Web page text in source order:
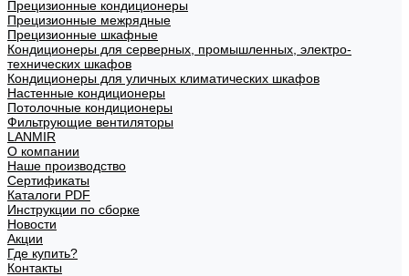
Прецизионные кондиционеры
Прецизионные межрядные
Прецизионные шкафные
Кондиционеры для серверных, промышленных, электро-
технических шкафов
Кондиционеры для уличных климатических шкафов
Настенные кондиционеры
Потолочные кондиционеры
Фильтрующие вентиляторы
LANMIR
О компании
Наше производство
Сертификаты
Каталоги PDF
Инструкции по сборке
Новости
Акции
Где купить?
Контакты